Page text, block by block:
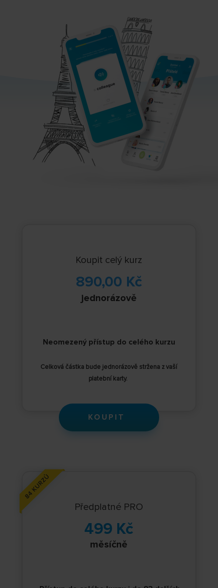
Koupit celý kurz
890,00 Kč
jednorázově
Neomezený přístup do celého kurzu
Celková částka bude jednorázově stržena z vaší
platební karty.
KOUPIT
Předplatné PRO
499 Kč
měsíčně